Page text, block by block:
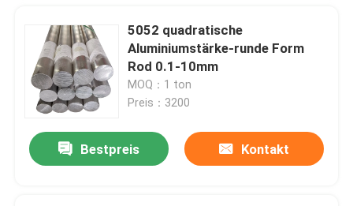
5052 quadratische
Aluminiumstärke-runde Form
Rod 0.1-10mm
MOQ：1 ton
Preis：3200
Bestpreis Kontakt